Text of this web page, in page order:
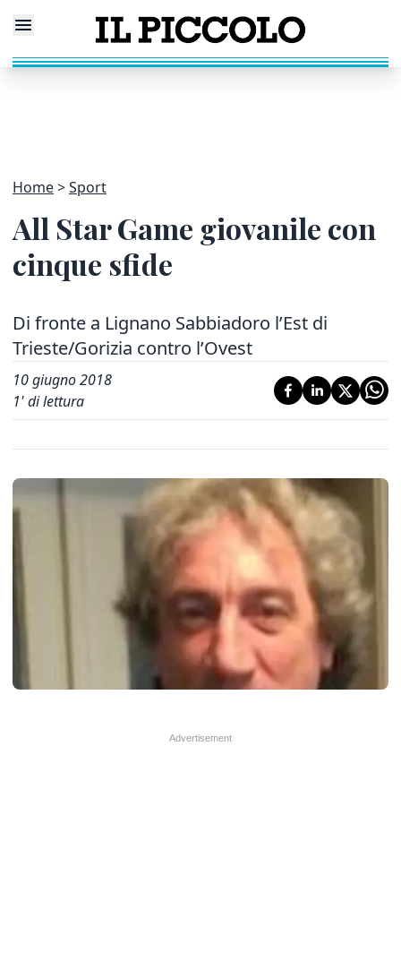
Home Sport
All Star Game giovanile con
cinque sfide
Di fronte a Lignano Sabbiadoro l’Est di
Trieste/Gorizia contro l’Ovest
10 giugno 2018
1' di lettura